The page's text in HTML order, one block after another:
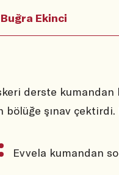
Ekinci
derste kumandan
bölüğe şınav
Evvela kumandan